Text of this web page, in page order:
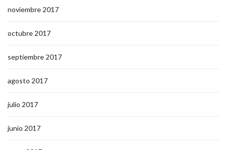
noviembre 2017
octubre 2017
septiembre 2017
agosto 2017
julio 2017
junio 2017